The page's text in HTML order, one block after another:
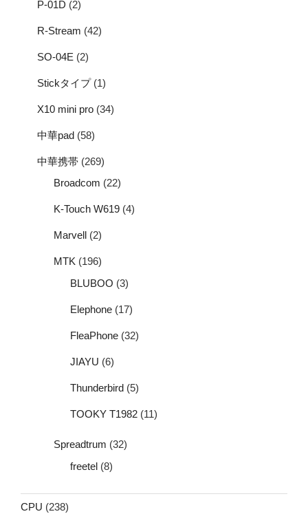
P-01D (2)
R-Stream (42)
SO-04E (2)
Stickタイプ(1)
X10 mini pro (34)
中華pad (58)
中華携帯 (269)
Broadcom (22)
K-Touch W619 (4)
Marvell (2)
MTK (196)
BLUBOO (3)
Elephone (17)
FleaPhone (32)
JIAYU (6)
Thunderbird (5)
TOOKY T1982 (11)
Spreadtrum (32)
freetel (8)
CPU (238)